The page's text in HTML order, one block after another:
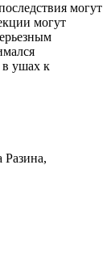
могут
могут
в ушах к
Разина,